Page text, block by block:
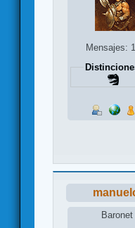
Mensajes:
Baronet